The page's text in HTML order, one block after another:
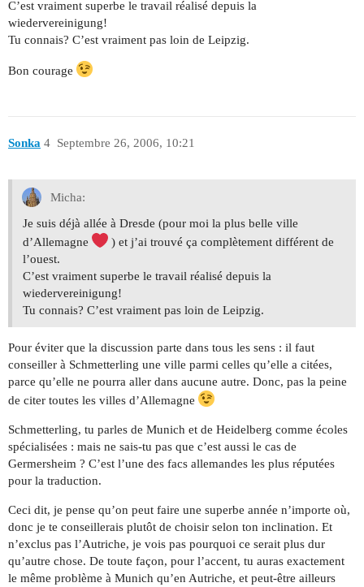
C’est vraiment superbe le travail réalisé depuis la
wiedervereinigung!
Tu connais? C’est vraiment pas loin de Leipzig.
Bon courage
Sonka Septembre 26, 2006, 10:21
4
Micha:
Je suis déjà allée à Dresde (pour moi la plus belle ville
d’Allemagne
) et j’ai trouvé ça complètement différent de
l’ouest.
C’est vraiment superbe le travail réalisé depuis la
wiedervereinigung!
Tu connais? C’est vraiment pas loin de Leipzig.
Pour éviter que la discussion parte dans tous les sens : il faut
conseiller à Schmetterling une ville parmi celles qu’elle a citées,
parce qu’elle ne pourra aller dans aucune autre. Donc, pas la peine
de citer toutes les villes d’Allemagne
Schmetterling, tu parles de Munich et de Heidelberg comme écoles
spécialisées : mais ne sais-tu pas que c’est aussi le cas de
Germersheim ? C’est l’une des facs allemandes les plus réputées
pour la traduction.
Ceci dit, je pense qu’on peut faire une superbe année n’importe où,
donc je te conseillerais plutôt de choisir selon ton inclination. Et
n’exclus pas l’Autriche, je vois pas pourquoi ce serait plus dur
qu’autre chose. De toute façon, pour l’accent, tu auras exactement
le même problème à Munich qu’en Autriche, et peut-être ailleurs